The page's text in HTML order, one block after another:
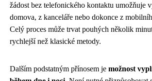
žádost bez telefonického kontaktu umožňuje
domova, z kanceláře nebo dokonce z
Celý proces může trvat pouhých několik
rychlejší než klasické metody.
Dalším podstatným přínosem je možnost